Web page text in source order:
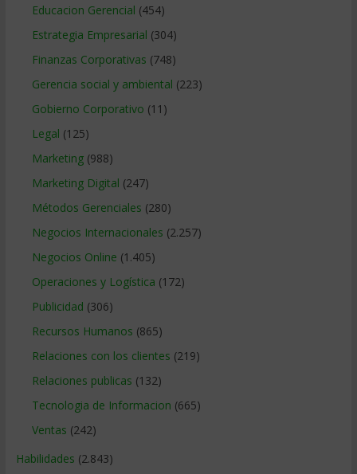
Educacion Gerencial (454)
Estrategia Empresarial (304)
Finanzas Corporativas (748)
Gerencia social y ambiental (223)
Gobierno Corporativo (11)
Legal (125)
Marketing(988)
Marketing Digital (247)
Métodos Gerenciales (280)
Negocios Internacionales (2.257)
Negocios Online (1.405)
Operaciones y Logística (172)
Publicidad (306)
Recursos Humanos (865)
Relaciones con los clientes (219)
Relaciones publicas (132)
Tecnologia de Informacion (665)
Ventas (242)
Habilidades (2.843)